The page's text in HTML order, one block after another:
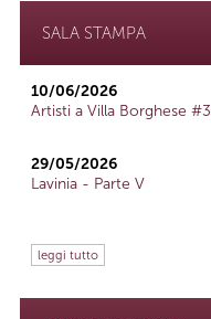
SALA STAMPA
10/06/2026
Artisti a Villa Borghese #3
29/05/2026
Lavinia - Parte V
leggi tutto